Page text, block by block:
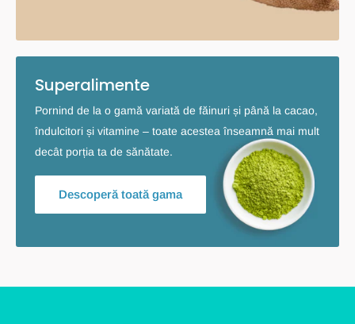
Superalimente
Pornind de la o gamă variată de făinuri și până la cacao,
îndulcitori și vitamine – toate acestea înseamnă mai mult
decât porția ta de sănătate.
Descoperă toată gama